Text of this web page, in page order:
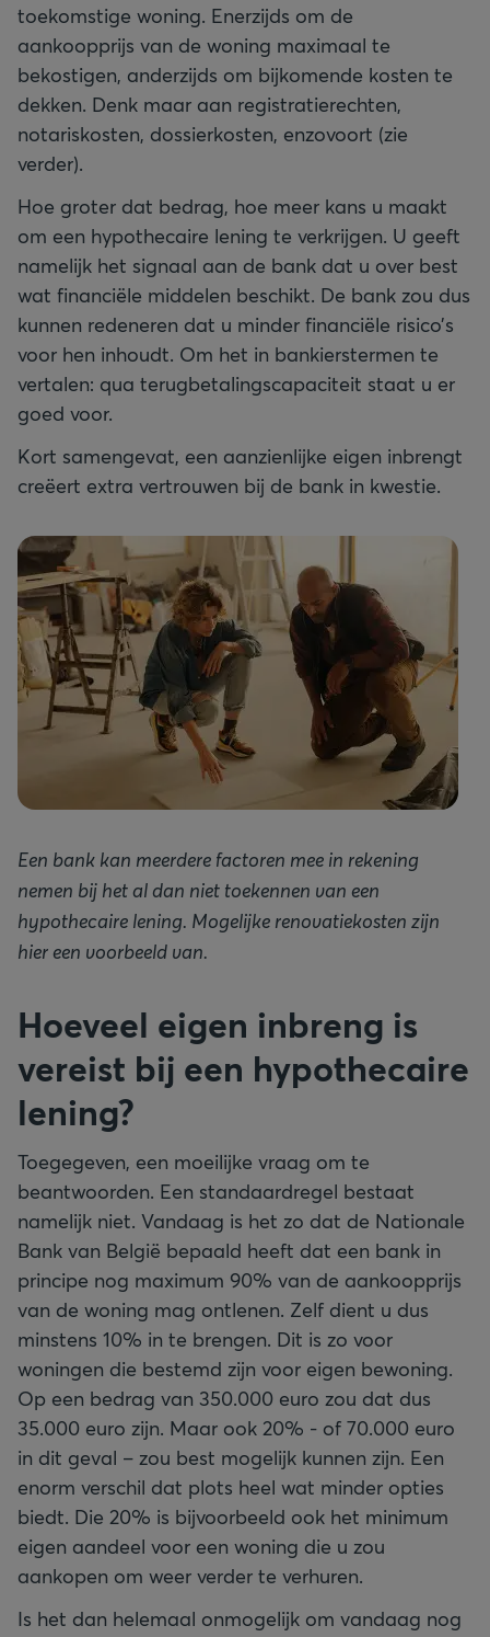
toekomstige woning. Enerzijds om de
aankoopprijs van de woning maximaal te
bekostigen, anderzijds om bijkomende kosten te
dekken. Denk maar aan registratierechten,
notariskosten, dossierkosten, enzovoort (zie
verder).
Hoe groter dat bedrag, hoe meer kans u maakt
om een hypothecaire lening te verkrijgen. U geeft
namelijk het signaal aan de bank dat u over best
wat financiële middelen beschikt. De bank zou dus
kunnen redeneren dat u minder financiële risico’s
voor hen inhoudt. Om het in bankierstermen te
vertalen: qua terugbetalingscapaciteit staat u er
goed voor.
Kort samengevat, een aanzienlijke eigen inbrengt
creëert extra vertrouwen bij de bank in kwestie.
Een bank kan meerdere factoren mee in rekening
nemen bij het al dan niet toekennen van een
hypothecaire lening. Mogelijke renovatiekosten zijn
hier een voorbeeld van.
Hoeveel eigen inbreng is
vereist bij een hypothecaire
lening?
Toegegeven, een moeilijke vraag om te
beantwoorden. Een standaardregel bestaat
namelijk niet. Vandaag is het zo dat de Nationale
Bank van België bepaald heeft dat een bank in
principe nog maximum 90% van de aankoopprijs
van de woning mag ontlenen. Zelf dient u dus
minstens 10% in te brengen. Dit is zo voor
woningen die bestemd zijn voor eigen bewoning.
Op een bedrag van 350.000 euro zou dat dus
35.000 euro zijn. Maar ook 20% - of 70.000 euro
in dit geval – zou best mogelijk kunnen zijn. Een
enorm verschil dat plots heel wat minder opties
biedt. Die 20% is bijvoorbeeld ook het minimum
eigen aandeel voor een woning die u zou
aankopen om weer verder te verhuren.
Is het dan helemaal onmogelijk om vandaag nog